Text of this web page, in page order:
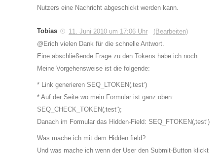
Nutzers eine Nachricht abgeschickt werden kann.
Tobias 11. Juni 2010 um 17:06 Uhr
(Bearbeiten)
@Erich vielen Dank für die schnelle Antwort.
Eine abschließende Frage zu den Tokens habe ich noch.
Meine Vorgehensweise ist die folgende:
* Link generieren SEQ_LTOKEN(‚test‘)
* Auf der Seite wo mein Formular ist ganz oben:
SEQ_CHECK_TOKEN(‚test‘);
Danach im Formular das Hidden-Field: SEQ_FTOKEN(‚test‘)
Was mache ich mit dem Hidden field?
Und was mache ich wenn der User den Submit-Button klickt